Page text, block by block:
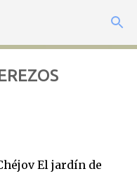
El jardín de